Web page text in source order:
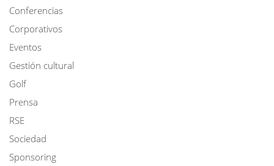
Conferencias
Corporativos
Eventos
Gestión cultural
Golf
Prensa
RSE
Sociedad
Sponsoring